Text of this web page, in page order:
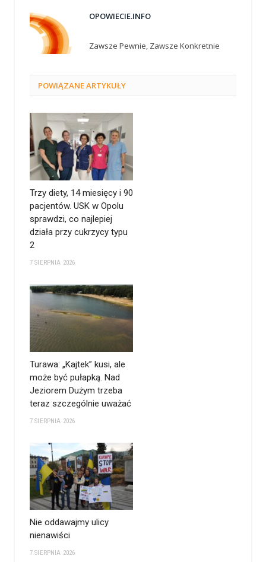
OPOWIECIE.INFO
Zawsze Pewnie, Zawsze Konkretnie
POWIĄZANEARTYKUŁY
Trzy diety, 14 miesięcy i 90
pacjentów. USK w Opolu
sprawdzi, co najlepiej
działa przy cukrzycy typu
2
7 SIERPNIA 2026
Turawa: „Kajtek” kusi, ale
może być pułapką. Nad
Jeziorem Dużym trzeba
teraz szczególnie uważać
7 SIERPNIA 2026
Nie oddawajmy ulicy
nienawiści
7 SIERPNIA 2026